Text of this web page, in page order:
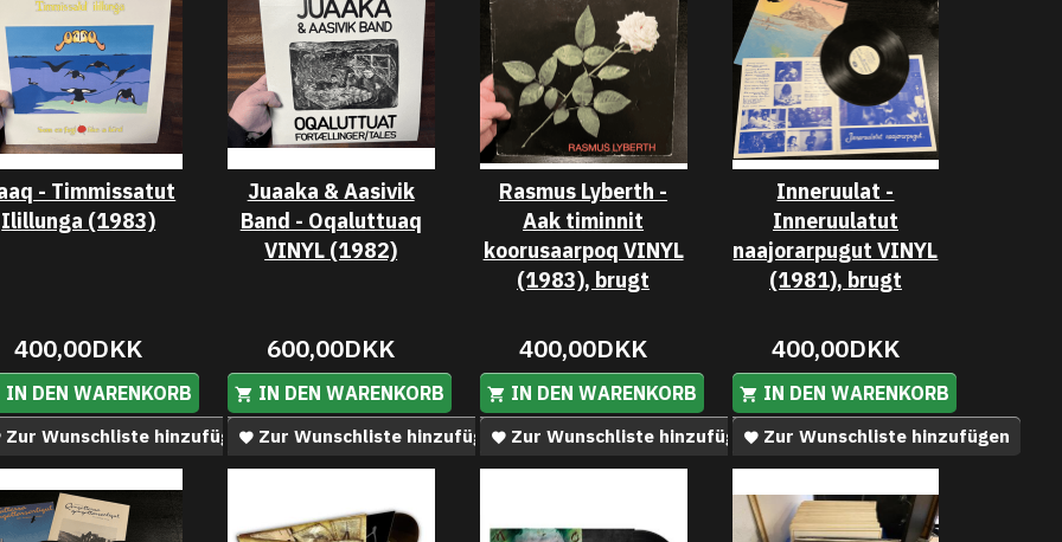
- Timmissatut
Ilillunga (1983)
400,00DKK
IN DEN WARENKORB
Zur Wunschliste hinzufügen
Juaaka & Aasivik
Band - Oqaluttuaq
VINYL (1982)
600,00DKK
IN DEN WARENKORB
Zur Wunschliste hinzufügen
Rasmus Lyberth -
Aak timinnit
koorusaarpoq VINYL
(1983), brugt
400,00DKK
IN DEN WARENKORB
Zur Wunschliste hinzufügen
Inneruulat -
Inneruulatut
naajorarpugut VINYL
(1981), brugt
400,00DKK
IN DEN WARENKORB
Zur Wunschliste hinzufügen